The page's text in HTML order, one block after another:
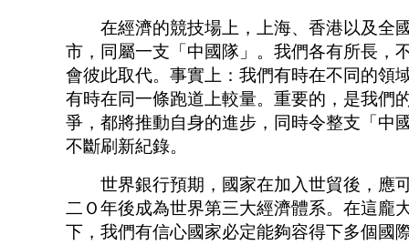
在經濟的競技場上，上海、香港以及全
市，同屬一支「中國隊」。我們各有所長，
會彼此取代。事實上：我們有時在不同的領
有時在同一條跑道上較量。重要的，是我們
爭，都將推動自身的進步，同時令整支「中
不斷刷新紀錄。
世界銀行預期，國家在加入世貿後，應
二Ｏ年後成為世界第三大經濟體系。在這龐
下，我們有信心國家必定能夠容得下多個國